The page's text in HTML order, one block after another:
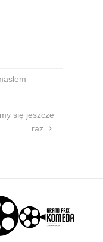
się jeszcze
raz